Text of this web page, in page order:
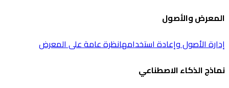
المعرض والأصول
إدارة الأصول وإعادة استخدامهانظرة عامة على المعرض
نماذج الذكاء الاصطناعي